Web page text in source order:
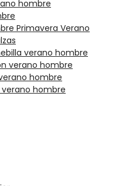
hombre
Primavera Verano
verano hombre
verano hombre
hombre
hombre